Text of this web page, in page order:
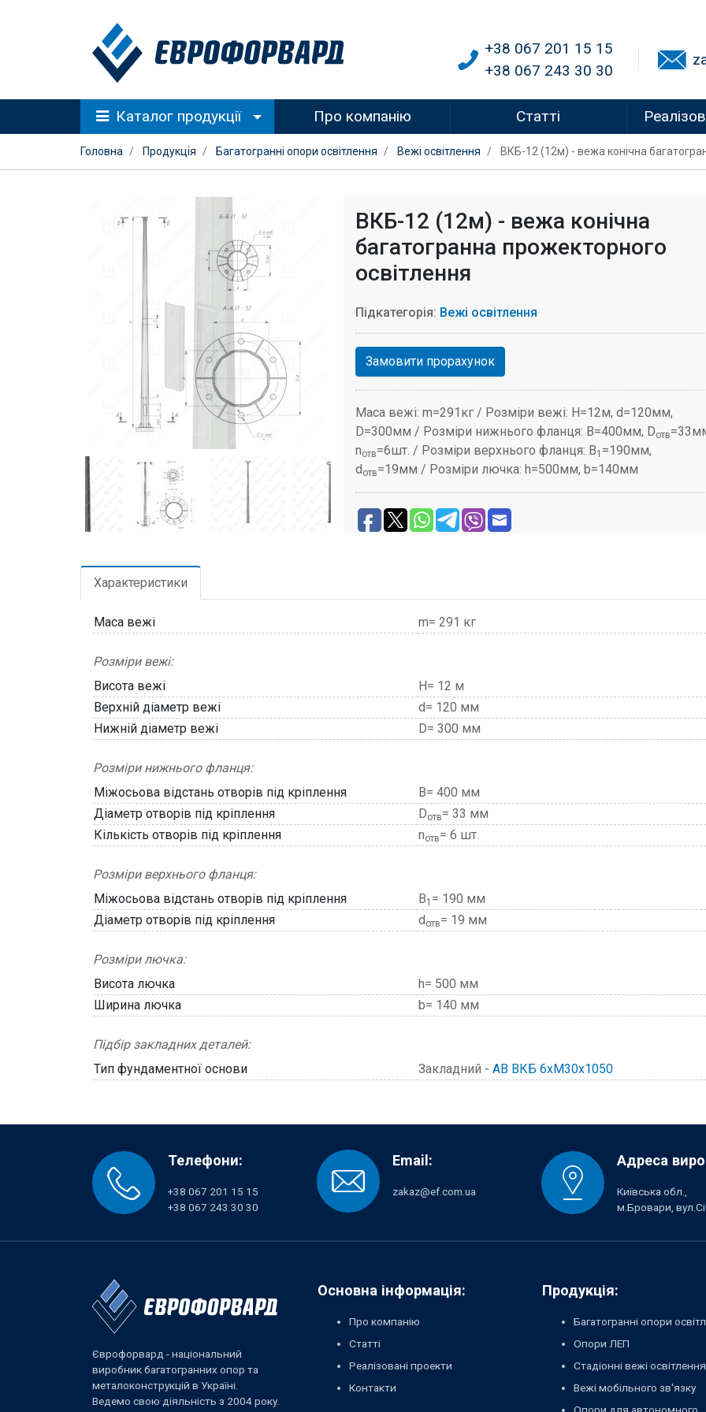
+38 067 201 15 15
+38 067 243 30 30
Каталог продукції Про компанію Статті
Головна Продукція Багатогранні опори освітлення Вежі освітлення ВКБ-12 (12м) - вежа конічна
ВКБ-12 (12м) - вежа конічна
багатогранна прожекторного
освітлення
Підкатегорія: Вежі освітлення
Замовити прорахунок
Маса вежі: m=291кг / Розміри вежі: H=12м, d=120мм,
D=300мм / Розміри нижнього фланця: B=400мм, Dотв
nотв=6шт. / Розміри верхнього фланця: B1 =190мм,
dотв=19мм / Розміри лючка: h=500мм, b=140мм
Характеристики
Маса вежі m= 291 кг
Розміри вежі:
Висота вежі
H= 12 м
Верхній діаметр вежі
d= 120 мм
Нижній діаметр вежі
D= 300 мм
Розміри нижнього фланця:
Міжосьова відстань отворів під кріплення
В= 400 мм
Діаметр отворів під кріплення
Dотв= 33 мм
Кількість отворів під кріплення
nотв= 6 шт.
Розміри верхнього фланця:
Міжосьова відстань отворів під кріплення
В1 = 190 мм
Діаметр отворів під кріплення
dотв= 19 мм
Розміри лючка:
Висота лючка
h= 500 мм
Ширина лючка
b= 140 мм
Підбір закладних деталей:
Тип фундаментної основи
Закладний - АВ ВКБ 6хМ30х1050
Телефони:
+38 067 201 15 15
+38 067 243 30 30
Email:
zakaz@ef.com.ua
Адреса
Київська обл.,
м.Бровари,
Єврофорвард - національний
виробник багатогранних опор та
металоконструкцій в Україні.
Ведемо свою діяльність з 2004 року.
Основна інформація:
Про компанію
Статті
Реалізовані проекти
Контакти
Продукція:
Багатогранні опори
Опори ЛЕП
Стадіонні вежі освітлення
Вежі мобільного зв'язку